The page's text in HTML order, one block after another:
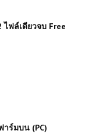
ไฟล์เดียวจบ Free
ร์มบน (PC)